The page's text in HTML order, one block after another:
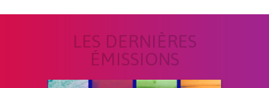
LES DERNIÈRES
ÉMISSIONS